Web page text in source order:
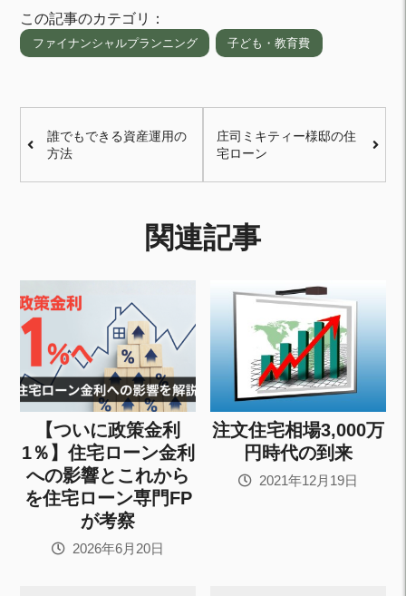
この記事のカテゴリ：
ファイナンシャルプランニング 子ども・教育費
誰でもできる資産運用の
方法
庄司ミキティー様邸の住
宅ローン
関連記事
【ついに政策金利
1％】住宅ローン金利
への影響とこれから
を住宅ローン専門FP
が考察
2026年6月20日
注文住宅相場3,000万
円時代の到来
2021年12月19日